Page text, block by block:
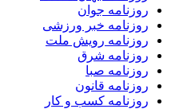
روزنامه جوان
روزنامه خبر ورزشى
روزنامه رویش ملت
روزنامه شرق
روزنامه صبا
روزنامه قانون
روزنامه كسب و كار